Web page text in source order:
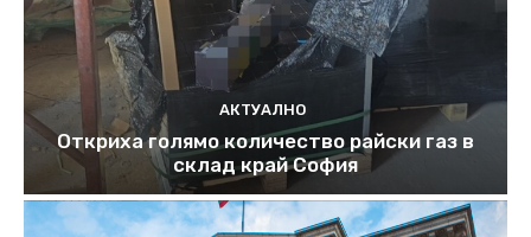
АКТУАЛНО
Откриха голямо количество райски газ в
склад край София